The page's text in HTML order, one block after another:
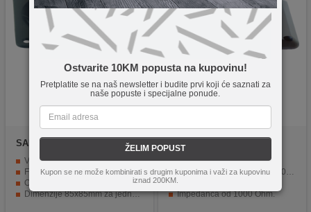
Ostvarite 10KM popusta na kupovinu!
Pretplatite se na naš newsletter i budite prvi koji će saznati za
naše popuste i specijalne ponude.
ŽELIM POPUST
Kupon se ne može kombinirati s drugim kuponima i važi za kupovinu
iznad 200KM.
SAL
Visoka snaga do 300W na 4 ohma
Frekvencijski raspon od 2000-20000 Hz
Osjetljivost od 94 dB za učinkovitost prenosa zvuka
Dimenzije 85x85mm za jednostavnu ugradnju
SAL
Snaga od 300W pri 4 Ohm.
Frekventni opseg 2000-20000 Hz.
Osjetljivost od 93 dB.
Impedanca od 1000 Ohm.